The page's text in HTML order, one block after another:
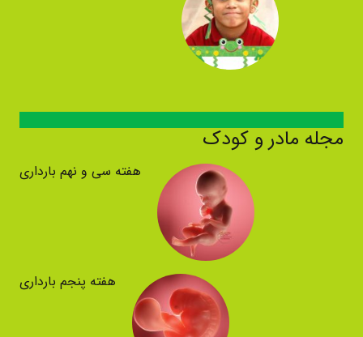
مجله مادر و کودک
هفته سی و نهم بارداری
هفته پنجم بارداری